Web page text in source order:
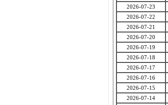
2026-07-23
2026-07-22
2026-07-21
2026-07-20
2026-07-19
2026-07-18
2026-07-17
2026-07-16
2026-07-15
2026-07-14